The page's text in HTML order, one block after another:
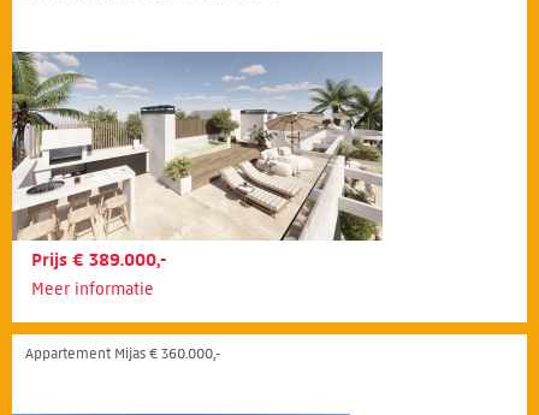
Prijs € 389.000,-
Meer informatie
Appartement Mijas € 360.000,-